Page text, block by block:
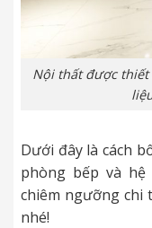
Nội thất được thiết
Dưới đây là cách
phòng bếp và
chiêm ngưỡng chi
nhé!